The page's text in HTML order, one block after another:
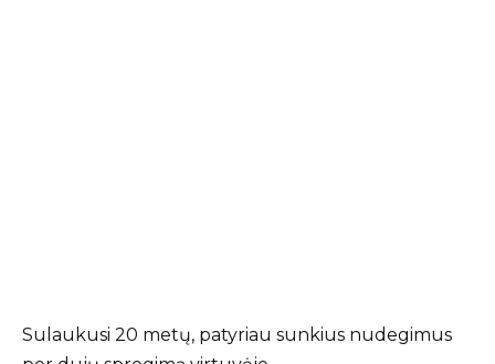
Sulaukusi 20 metų, patyriau sunkius nudegimus